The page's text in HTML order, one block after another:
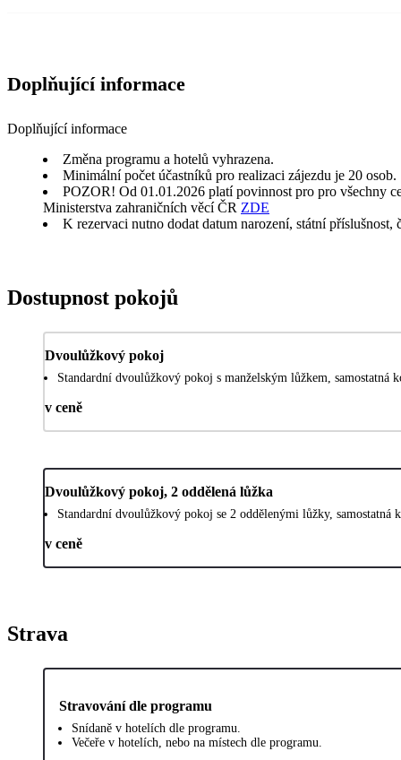
Doplňující informace
Doplňující informace
Změna programu a hotelů vyhrazena.
Minimální počet účastníků pro realizaci zájezdu je 20 osob.
POZOR! Od 01.01.2026 platí povinnost pro pro všechny
Ministerstva zahraničních věcí ČR ZDE
K rezervaci nutno dodat datum narození, státní
Dostupnost pokojů
Dvoulůžkový pokoj
Standardní dvoulůžkový pokoj s manželským lůžkem, samostatná
v ceně
Dvoulůžkový pokoj, 2 oddělená lůžka
Standardní dvoulůžkový pokoj se 2 oddělenými lůžky, samostatná
v ceně
Strava
Stravování dle programu
Snídaně v hotelích dle programu.
Večeře v hotelích, nebo na místech dle programu.